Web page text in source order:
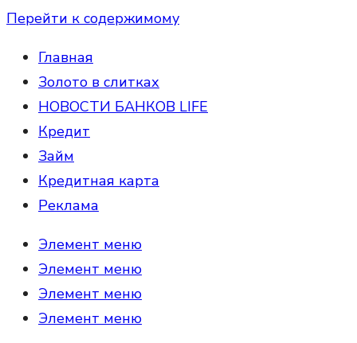
Перейти к содержимому
Главная
Золото в слитках
НОВОСТИ БАНКОВ LIFE
Кредит
Займ
Кредитная карта
Реклама
Элемент меню
Элемент меню
Элемент меню
Элемент меню